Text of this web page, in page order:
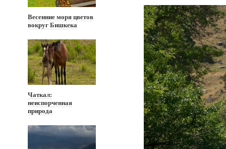
Весенние моря цветов
вокруг Бишкека
Чаткал:
неиспорченная
природа